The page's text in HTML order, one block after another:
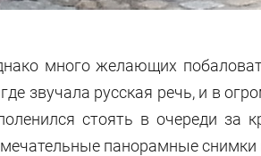
много желающих
звучала русская речь, и в
стоять в очереди за
панорамные снимки